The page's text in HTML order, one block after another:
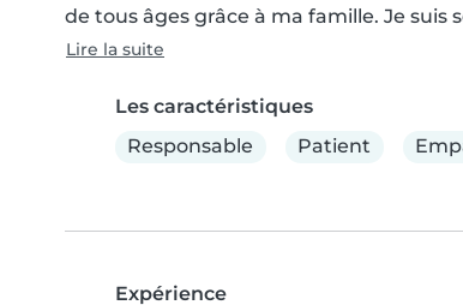
de tous âges grâce à ma famille. Je
Lire la suite
Les caractéristiques
Responsable
Patient
Expérience